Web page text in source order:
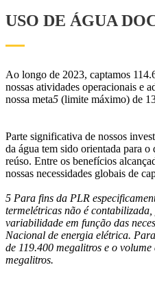
USO DE ÁGUA
Ao longo de 2023, captamos
nossas atividades operacionais e
nossa meta5 (limite máximo) de
Parte significativa de nossos
da água tem sido orientada para
reúso. Entre os benefícios
nossas necessidades globais de
5 Para fins da PLR
termelétricas não é
variabilidade em função das
Nacional de energia elétrica.
de 119.400 megalitros e o
megalitros.